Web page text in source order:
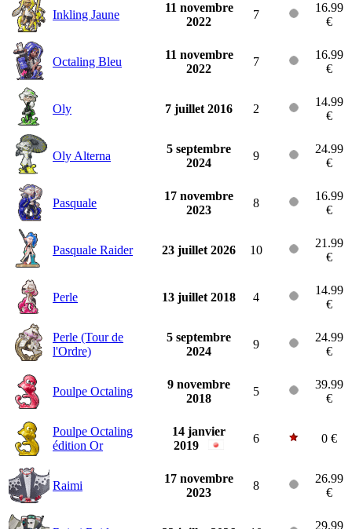
Inkling Jaune
11 novembre
2022
7
16.99
€
Octaling Bleu
11 novembre
2022
7
16.99
€
Oly 7 juillet 2016 2
14.99
€
Oly Alterna
5 septembre
2024
9
24.99
€
Pasquale
17 novembre
2023
8
16.99
€
Pasquale Raider 23 juillet 2026 10
21.99
€
Perle 13 juillet 2018 4
14.99
€
Perle (Tour de
l'Ordre)
5 septembre
2024
9
24.99
€
Poulpe Octaling
9 novembre
2018
5
39.99
€
Poulpe Octaling
édition Or
14 janvier
2019
6 0 €
Raimi
17 novembre
2023
8
26.99
€
29.99